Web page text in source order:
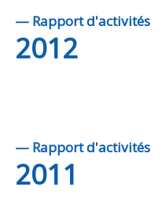
— Rapport d'activités
2012
— Rapport d'activités
2011